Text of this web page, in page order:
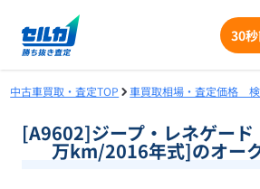
30
中古車買取・査定TOP 車買取相場・査定価格
[A9602]ジープ・レネゲー
万km/2016年式]のオー